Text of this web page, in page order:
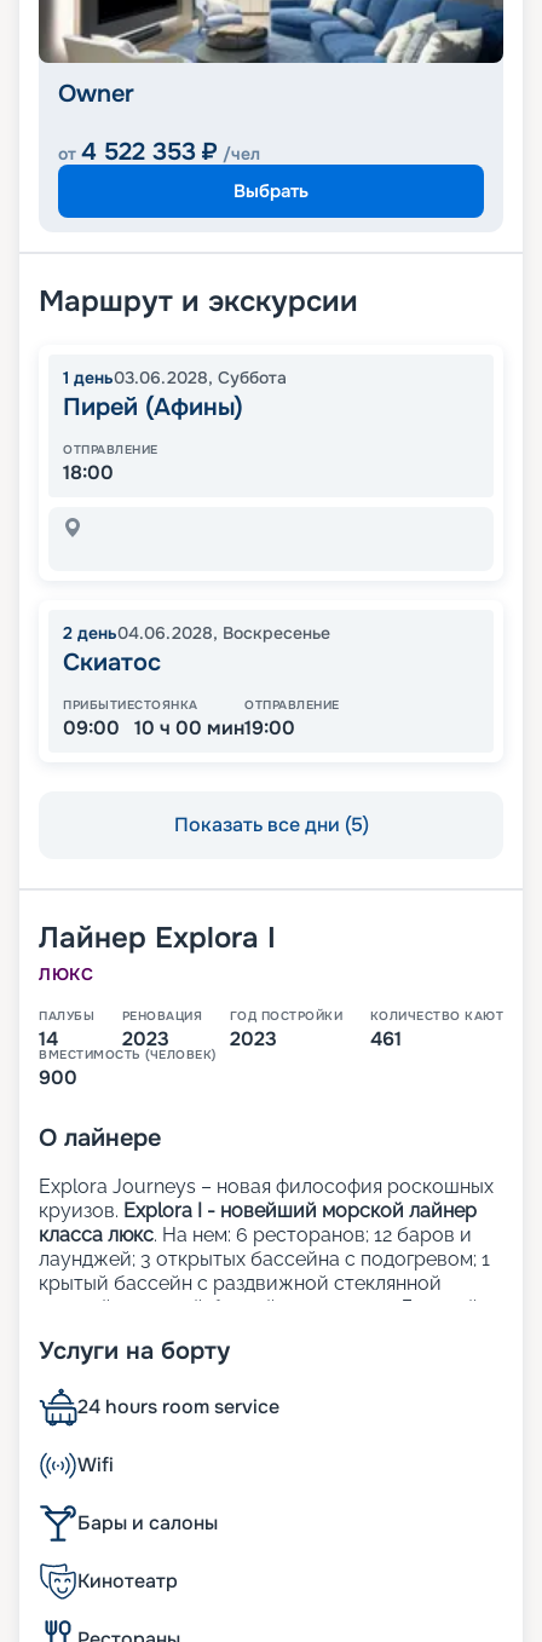
Owner
от 4 522 353 ₽ /чел
Выбрать
Маршрут и экскурсии
1 день03.06.2028, Суббота
Пирей (Афины)
ОТПРАВЛЕНИЕ
18:00
2 день04.06.2028, Воскресенье
Скиатос
ПРИБЫТИЕ
09:00
СТОЯНКА
10 ч 00 мин
ОТПРАВЛЕНИЕ
19:00
Показать все дни (5)
Лайнер Explora I
ЛЮКС
ПАЛУБЫ
14
РЕНОВАЦИЯ
2023
ГОД ПОСТРОЙКИ
2023
КОЛИЧЕСТВО КАЮТ
461
ВМЕСТИМОСТЬ (ЧЕЛОВЕК)
900
О лайнере
Explora Journeys – новая философия роскошных
круизов. Explora I - новейший морской лайнер
класса люкс. На нем: 6 ресторанов; 12 баров и
лаунджей; 3 открытых бассейна с подогревом; 1
крытый бассейн с раздвижной стеклянной
крышей; 1 крытый бассейн; 5 джакузи; Детский
Школа кулинарного мастерства;
Прачечная; Медицинский центр.
Рестораны, бары и лаунджи:
Кулинарные шедевры на борту Explora Journeys
объединяют лучшие традиции мировой
и ужину уникальность и изящество. Независимо
от того, где вы решите пообедать — в одном из
элегантных ресторанов, у бассейна или на
Услуги на борту
24 hours room service
Wifi
Бары и салоны
Кинотеатр